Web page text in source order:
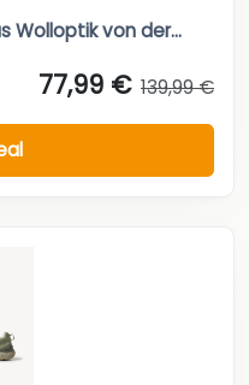
Wolloptik von der...
77,99 € 139,99 €